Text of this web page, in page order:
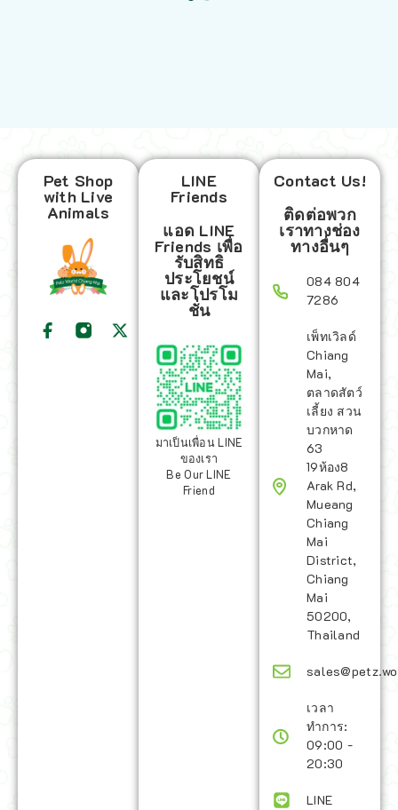
Pet Shop
with Live
Animals
LINE
Friends
แอด LINE
Friends เพื่อ
รับสิทธิ
ประโยชน์
และโปรโม
ชั่น
มาเป็นเพื่อน LINE
ของเรา
Be Our LINE
Friend
Contact Us!
ติดต่อพวก
เราทางช่อง
ทางอื่นๆ
084 804
7286
เพ็ทเวิลด์
Chiang
Mai,
ตลาดสัตว์
เลี้ยง สวน
บวกหาด
63
19ห้อง8
Arak Rd,
Mueang
Chiang
Mai
District,
Chiang
Mai
50200,
Thailand
เวลา
ทำการ:
09:00 -
20:30
LINE